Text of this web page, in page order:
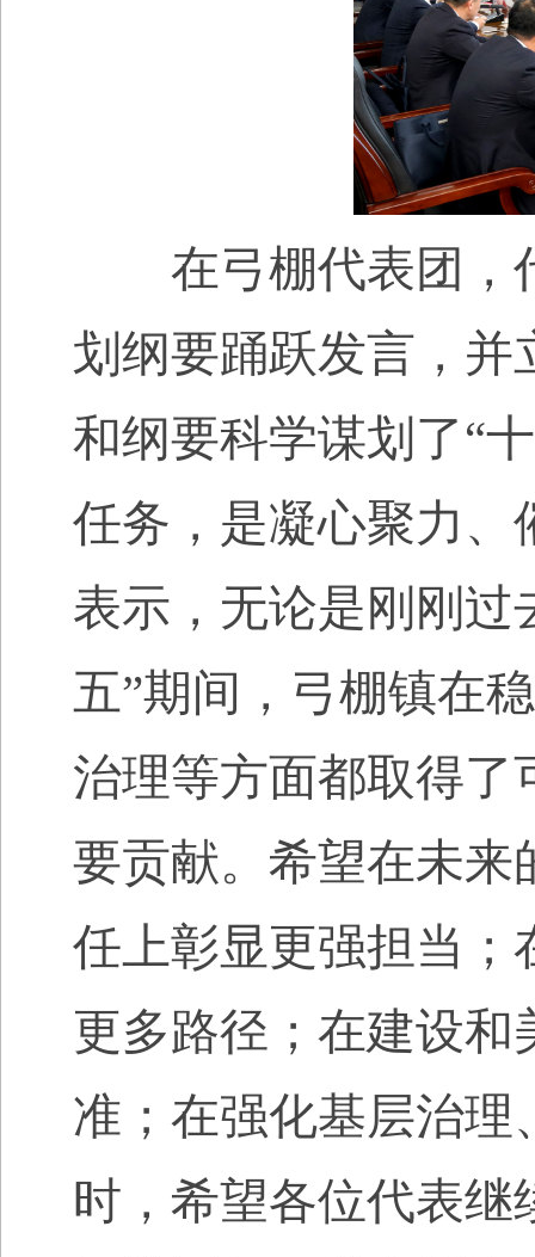
在弓棚代表团，代
划纲要踊跃发言，并
和纲要科学谋划了“
任务，是凝心聚力、
表示，无论是刚刚过
五”期间，弓棚镇在
治理等方面都取得了
要贡献。希望在未来
任上彰显更强担当；
更多路径；在建设
准；在强化基层治理
时，希望各位代表继